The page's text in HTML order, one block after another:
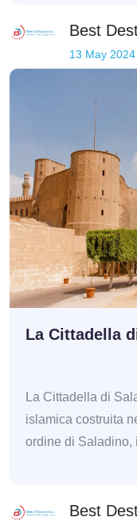
Best
13 May 2024
La Cittadella
La Cittadella di
islamica costruita
ordine di Saladino,
Best